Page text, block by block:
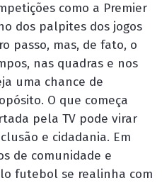
como a Premier
dos palpites dos jogos
passo, mas, de fato, o
nas quadras e nos
uma chance de
O que começa
pela TV pode virar
e cidadania. Em
de comunidade e
futebol se realinha com